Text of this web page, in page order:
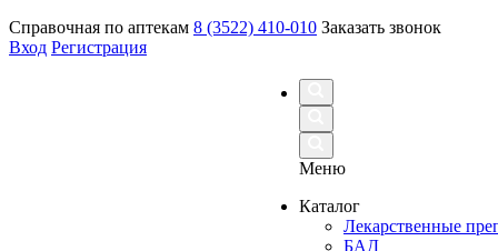
Справочная по аптекам 8 (3522) 410-010 Заказать звонок
Вход Регистрация
Меню
Каталог
Лекарственные
БАД